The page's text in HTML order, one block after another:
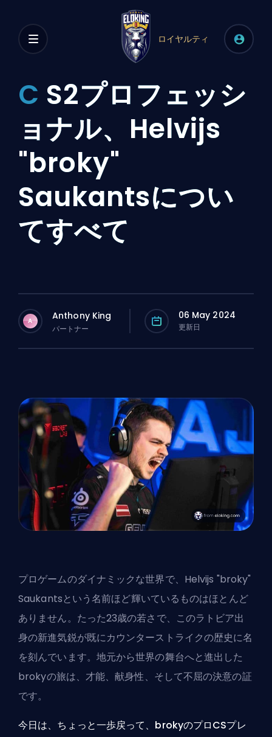
ロイヤルティ
C S2プロフェッシ
ョナル、Helvijs
"broky"
Saukantsについ
てすべて
A Anthony King
パートナー
06 May 2024
更新日
プロゲームのダイナミックな世界で、 Helvijs "broky"
Saukantsという名前ほど輝いているものはほとんど
ありません。たった23歳の若さで、このラトビア出
身の新進気鋭が既にカウンターストライクの歴史に名
を刻んでいます。地元から世界の舞台へと進出した
brokyの旅は、才能、献身性、そして不屈の決意の証
です。
今日は、ちょっと一歩戻って、brokyのプロCSプレ